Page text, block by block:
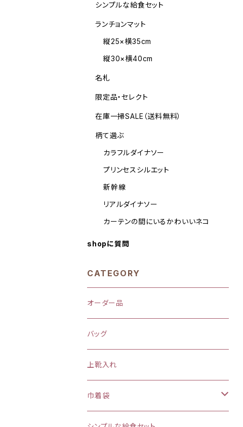
シンプルな給食セット
ランチョンマット
縦25×横35cm
縦30×横40cm
名札
限定品・セレクト
在庫一掃SALE（送料無料）
柄て選ぶ
カラフルダイナソー
プリンセスシルエット
新幹線
リアルダイナソー
カーテンの間にいるかわいいネコ
shopに質問
CATEGORY
オーダー品
バッグ
上靴入れ
巾着袋